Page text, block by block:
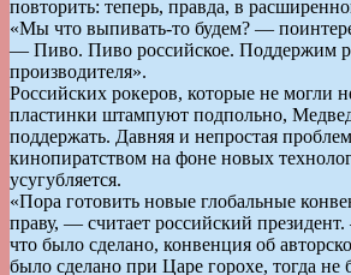
повторить: теперь, правда, в
«Мы что выпивать-то будем? —
— Пиво. Пиво российское. Поддержим
производителя».
Российских рокеров, которые не могли
пластинки штампуют подпольно,
поддержать. Давняя и непростая
кинопиратством на фоне новых
усугубляется.
«Пора готовить новые глобальные
праву, — считает российский
что было сделано, конвенция об
было сделано при Царе горохе, тогда не